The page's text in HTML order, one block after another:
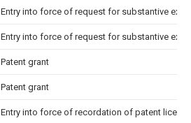
Entry into force of request for substantive
Entry into force of request for substantive
Patent grant
Patent grant
Entry into force of recordation of patent